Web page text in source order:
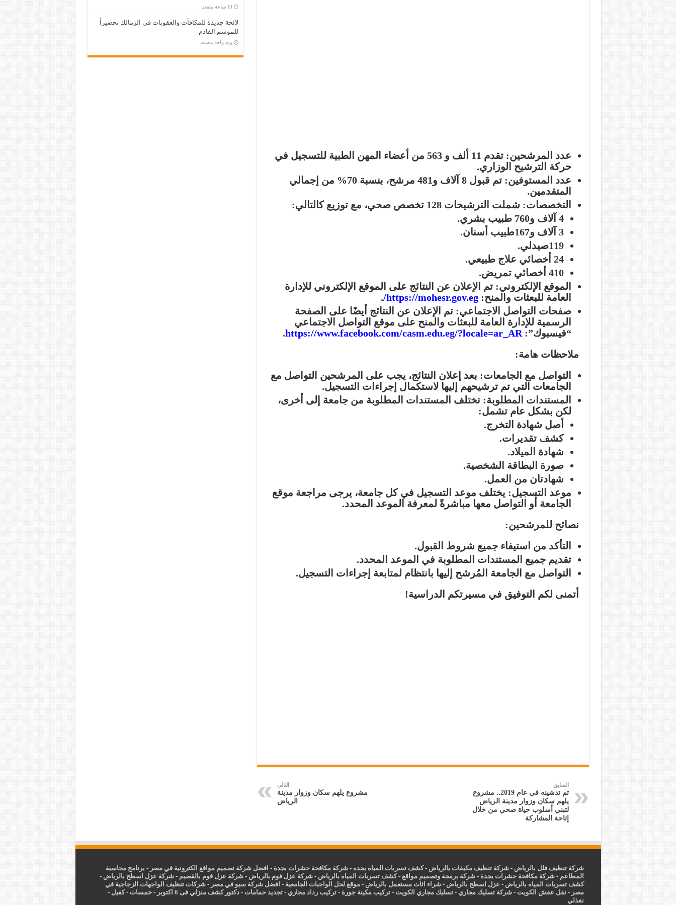
عدد المرشحين:
تقدم 11 ألف و 563 من أعضاء المهن الطبية للتسجيل في
حركة الترشيح الوزاري.
عدد المستوفين:
تم قبول 8 آلاف و481 مرشح، بنسبة 70% من إجمالي
المتقدمين.
التخصصات: شملت الترشيحات 128 تخصص صحي، مع توزيع كالتالي:
4 آلاف و760 طبيب بشري.
3 آلاف و167طبيب أسنان.
119صيدلي.
24 أخصائي علاج طبيعي.
410 أخصائي تمريض.
الموقع الإلكتروني: تم الإعلان عن النتائج على الموقع الإلكتروني للإدارة
العامة للبعثات والمنح:https://mohesr.gov.eg/
.
صفحات التواصل الاجتماعي: تم الإعلان عن النتائج أيضًا على الصفحة
الرسمية للإدارة العامة للبعثات والمنح على موقع التواصل الاجتماعي
“فيسبوك”: https://www.facebook.com/casm.edu.eg/?locale=ar_AR
.
ملاحظات هامة:
التواصل مع الجامعات: بعد إعلان النتائج، يجب على المرشحين التواصل مع
الجامعات التي تم ترشيحهم إليها لاستكمال إجراءات التسجيل.
المستندات المطلوبة: تختلف المستندات المطلوبة من جامعة إلى أخرى،
لكن بشكل عام تشمل:
أصل شهادة التخرج.
كشف تقديرات.
شهادة الميلاد.
صورة البطاقة الشخصية.
شهادتان من العمل.
موعد التسجيل: يختلف موعد التسجيل في كل جامعة، يرجى مراجعة موقع
الجامعة أو التواصل معها مباشرةً لمعرفة الموعد المحدد.
نصائح للمرشحين:
التأكد من استيفاء جميع شروط القبول.
تقديم جميع المستندات المطلوبة في الموعد المحدد.
التواصل مع الجامعة المُرشح إليها بانتظام لمتابعة إجراءات التسجيل.
أتمنى لكم التوفيق في مسيرتكم الدراسية!
السابق
تم تدشينه في عام 2019.. مشروع
يلهم سكان وزوار مدينة الرياض
لتبني أسلوب حياة صحي من خلال
إتاحة المشاركة
التالي
مشروع يلهم سكان وزوار مدينة
الرياض
‏13 ساعة مضت
لائحة جديدة للمكافآت والعقوبات في الزمالك تحضيراً
للموسم القادم
‏يوم واحد مضت
شركة تنظيف فلل بالرياض -شركة تنظيف مكيفات بالرياض -كشف تسربات المياه بجده -شركة مكافحة حشرات بجدة - افضل شركة تصميم مواقع الكترونية في مصر - برنامج محاسبة
المطاعم -شركة مكافحة حشرات بجدة -شركة برمجة وتصميم مواقع -كشف تسربات المياه بالرياض -شركة عزل فوم بالرياض -شركة عزل فوم بالقصيم -شركة عزل اسطح بالرياض -
كشف تسربات المياه بالرياض - عزل اسطح بالرياض -شراء اثاث مستعمل بالرياض - موقع لحل الواجبات الجامعية - افضل شركة سيو في مصر -شركات تنظيف الواجهات الزجاجية في
مصر - نقل عفش الكويت -شركة تسليك مجاري -تسليك مجاري الكويت -تركيب مكينة جورة -تركيب رداد مجاري -تجديد حمامات -دكتور كشف منزلي فى 6 اكتوبر -خمسات -كفيل -
نفذلي